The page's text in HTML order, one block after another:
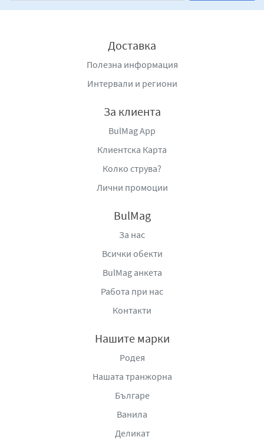
Доставка
Полезна информация
Интервали и региони
За клиента
BulMag App
Клиентска Карта
Колко струва?
Лични промоции
BulMag
За нас
Всички обекти
BulMag анкета
Работа при нас
Контакти
Нашите марки
Родея
Нашата транжорна
Българе
Ванила
Деликат